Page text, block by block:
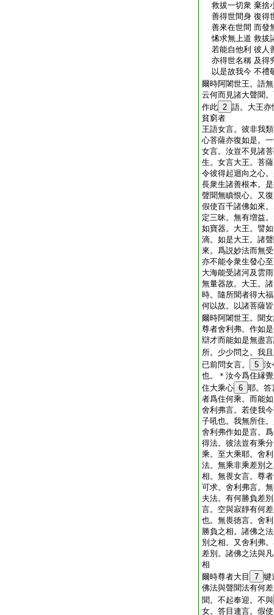
救拔一切衆 棄捨
善得世間身 復得
善來在世間 而發
悕求無上道 救拔
若能自他利 彼人
亦得世名稱 及得
以是故我今 不禮
爾時阿闍世王。語
云何而見諸大聲聞
作此 2 語。大王亦
貧窮者
王語女言。彼非我
心菩薩亦復如是。
女言。汝豈不見諸
生。女言大王。菩
令彼得起迴向之心
長衆生諸善根本。
聲聞無瞋恨心。又
假使百千諸佛如來
定三昧。無有増益
如寶器。大王。譬
滴。如是大王。諸
來。爲説妙法而無
亦不能令衆生發心
大海能受諸河及雲
無量器故。大王。
時。隨所聞者得大
何以故。以諸菩薩
爾時阿闍世王。聞
尊者舍利弗。作如
辯才而能如是無盡
所。少少問之。我
已前問女言。
5 汝
也。＊汝今爲住縁
住大乘心 6 耶。答
者爲住何乘。而能
舍利弗言。若使我
子吼也。我無所住
舍利弗作如是言。
得法。彼法豈有乘
乘。至大乘耶。舍
法。無乘非乘差別
相。無畏女言。尊
可求。舍利弗言。
夫法。有何勝負差
言。空與寂靜有何
也。無畏徳言。舍
勝負之相。諸佛之
別之相。又舍利弗
差別。諸佛之法與
相
爾時尊者大目
7 犍
佛法與聲聞法有何
聞。不起奉迎。不與
女。答目連言。假